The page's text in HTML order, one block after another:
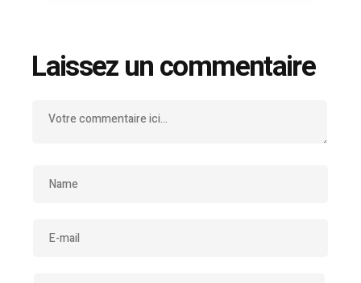
Laissez un commentaire